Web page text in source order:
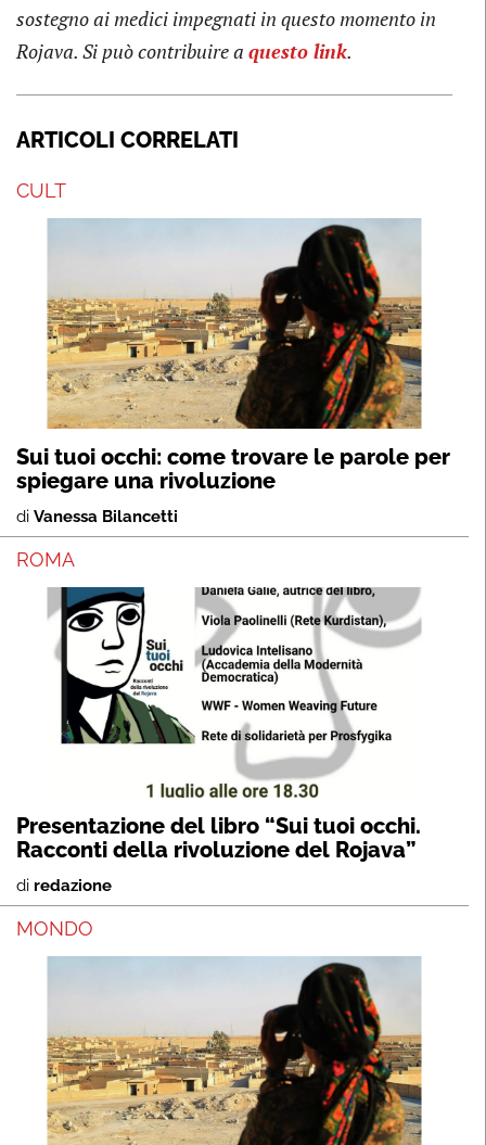
sostegno ai medici impegnati in questo momento in
Rojava. Si può contribuire a questo link.
ARTICOLI CORRELATI
CULT
Sui tuoi occhi: come trovare le parole per
spiegare una rivoluzione
di Vanessa Bilancetti
ROMA
Presentazione del libro “Sui tuoi occhi.
Racconti della rivoluzione del Rojava”
di redazione
MONDO